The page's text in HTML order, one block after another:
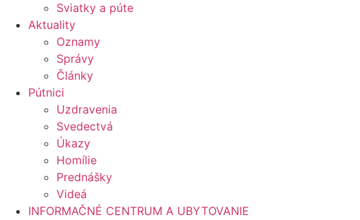
Sviatky a púte
Aktuality
Oznamy
Správy
Články
Pútnici
Uzdravenia
Svedectvá
Úkazy
Homílie
Prednášky
Videá
INFORMAČNÉ CENTRUM A UBYTOVANIE